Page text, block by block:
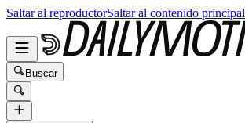
Saltar al reproductorSaltar al contenido principal
Buscar